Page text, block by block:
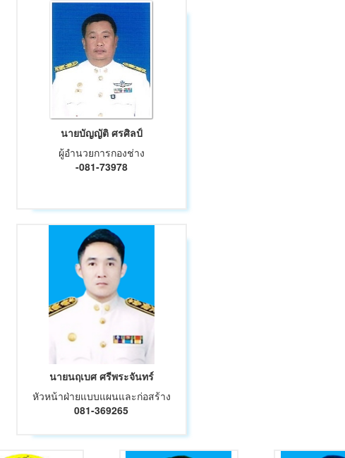
นายบัญญัติ ศรศิลป์
ผู้อำนวยการกองช่าง
-081-73978
นายนฤเบศ ศรีพระจันทร์
หัวหน้าฝ่ายแบบแผนและก่อสร้าง
081-369265